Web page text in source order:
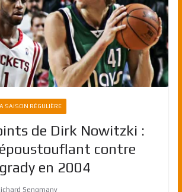
SAISON RÉGULIÈRE
de Dirk Nowitzki :
contre
en 2004
Sengmany